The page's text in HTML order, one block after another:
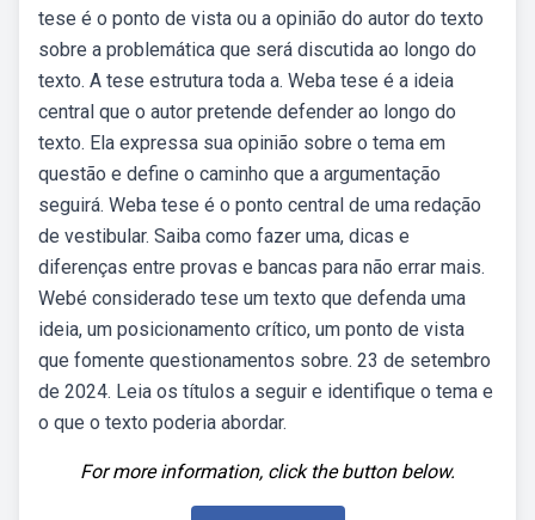
tese é o ponto de vista ou a opinião do autor do texto
sobre a problemática que será discutida ao longo do
texto. A tese estrutura toda a. Weba tese é a ideia
central que o autor pretende defender ao longo do
texto. Ela expressa sua opinião sobre o tema em
questão e define o caminho que a argumentação
seguirá. Weba tese é o ponto central de uma redação
de vestibular. Saiba como fazer uma, dicas e
diferenças entre provas e bancas para não errar mais.
Webé considerado tese um texto que defenda uma
ideia, um posicionamento crítico, um ponto de vista
que fomente questionamentos sobre. 23 de setembro
de 2024. Leia os títulos a seguir e identifique o tema e
o que o texto poderia abordar.
For more information, click the button below.